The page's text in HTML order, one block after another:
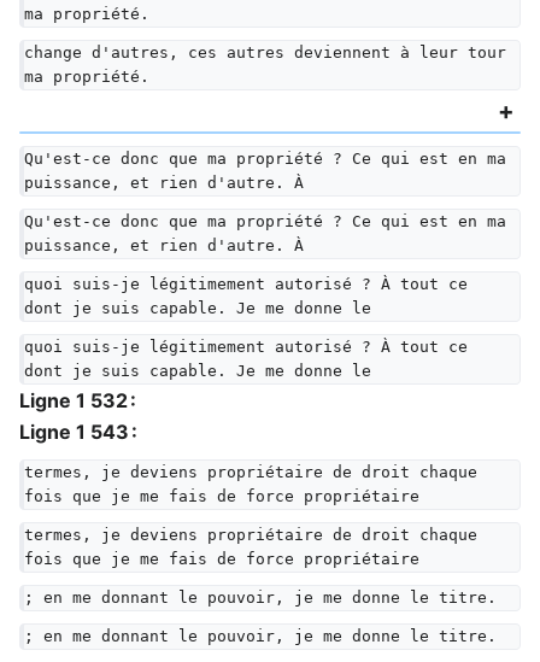
ma propriété.
change d'autres, ces autres deviennent à leur tour
ma propriété.
Qu'est-ce donc que ma propriété ? Ce qui est en ma
puissance, et rien d'autre. À
Qu'est-ce donc que ma propriété ? Ce qui est en ma
puissance, et rien d'autre. À
quoi suis-je légitimement autorisé ? À tout ce
dont je suis capable. Je me donne le
quoi suis-je légitimement autorisé ? À tout ce
dont je suis capable. Je me donne le
Ligne 1 532 :
Ligne 1 543 :
termes, je deviens propriétaire de droit chaque
fois que je me fais de force propriétaire
termes, je deviens propriétaire de droit chaque
fois que je me fais de force propriétaire
; en me donnant le pouvoir, je me donne le titre.
; en me donnant le pouvoir, je me donne le titre.